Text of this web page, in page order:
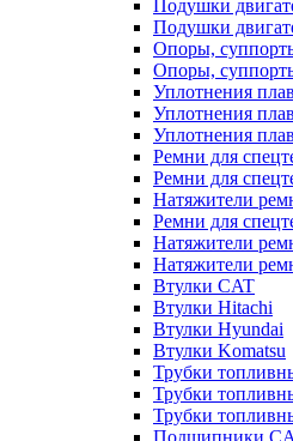
Подушки
Подушки
Опоры,
Опоры,
Уплотнения
Уплотнения
Уплотнения
Ремни для
Ремни для
Натяжители
Ремни для
Натяжители
Натяжители
Втулки CAT
Втулки Hitachi
Втулки Hyundai
Втулки Komatsu
Трубки
Трубки
Трубки
Подшипники